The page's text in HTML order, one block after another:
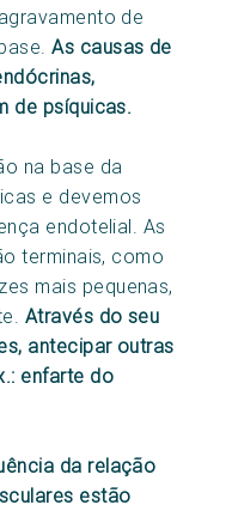
de
As causas de
de psíquicas.
na base da
e devemos
endotelial. As
terminais, como
mais pequenas,
Através do seu
antecipar outras
enfarte do
da relação
estão